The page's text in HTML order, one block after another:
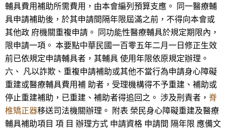
輔具費用補助所需費用，由本會編列預算支應。 同一醫療輔
具申請補助後，於其申請間隔年限屆滿之前，不得向本會或
其他政 府機關重複申請。 同功能性醫療輔具於規定期限內，
限申請一項。 本要點中華民國一百零五年二月一日修正生效
前已依規定申請輔具者，其輔具 使用年限依原規定辦理。
六、 凡以詐欺、重複申請補助或其他不當行為申請身心障礙
重建或醫療輔具費用補 助者，受理機構得不予重建、補助或
停止重建補助，已重建、補助者得追回之。 涉及刑責者， 脊
椎矯正器移送司法機關辦理。 附表 榮民身心障礙重建及醫療
輔具補助項目 項 目 辦理方式 申請資格 申請間 隔年限 應備文